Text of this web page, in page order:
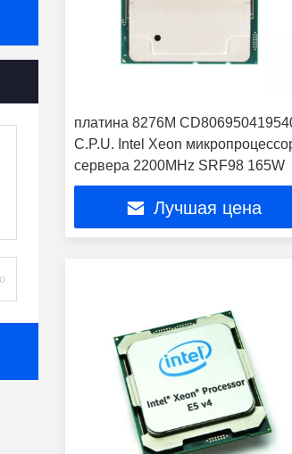
платина 8276M
C.P.U. Intel Xeon
сервера 2200MHz SRF98 165W
Лучшая цена